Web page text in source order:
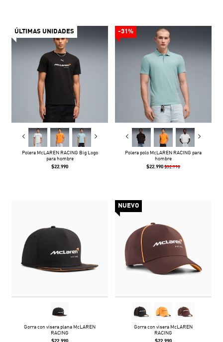
ÚLTIMAS UNIDADES
Polera McLAREN RACING Big Logo
para hombre
$22.990
-31%
Polera polo McLAREN RACING para
hombre
$22.990 $32.990
Gorra con visera plana McLAREN
RACING
$22.990
NUEVO
Gorra con visera McLAREN
RACING
$22.990